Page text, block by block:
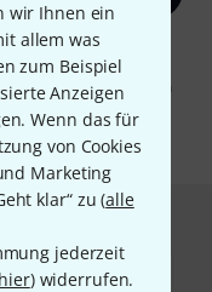
wir Ihnen ein
allem was
zum Beispiel
Anzeigen
Wenn das für
von Cookies
Marketing
klar“ zu (alle
jederzeit
hier) widerrufen.
dem Erhalt von E-Mail-
zu. Die
finden Sie in